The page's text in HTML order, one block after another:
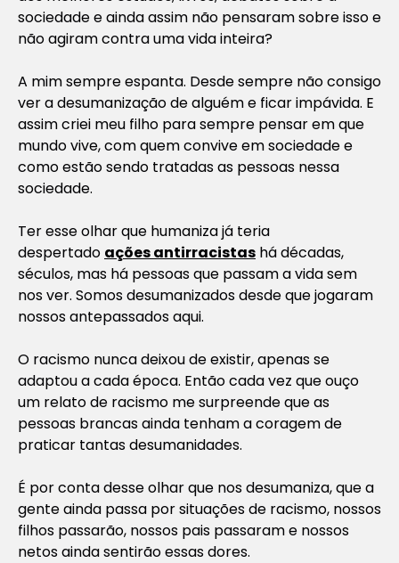
sociedade e ainda assim não pensaram sobre isso e
não agiram contra uma vida inteira?
A mim sempre espanta. Desde sempre não consigo
ver a desumanização de alguém e ficar impávida. E
assim criei meu filho para sempre pensar em que
mundo vive, com quem convive em sociedade e
como estão sendo tratadas as pessoas nessa
sociedade.
Ter esse olhar que humaniza já teria
despertado ações antirracistas há décadas,
séculos, mas há pessoas que passam a vida sem
nos ver. Somos desumanizados desde que jogaram
nossos antepassados aqui.
O racismo nunca deixou de existir, apenas se
adaptou a cada época. Então cada vez que ouço
um relato de racismo me surpreende que as
pessoas brancas ainda tenham a coragem de
praticar tantas desumanidades.
É por conta desse olhar que nos desumaniza, que a
gente ainda passa por situações de racismo, nossos
filhos passarão, nossos pais passaram e nossos
netos ainda sentirão essas dores.